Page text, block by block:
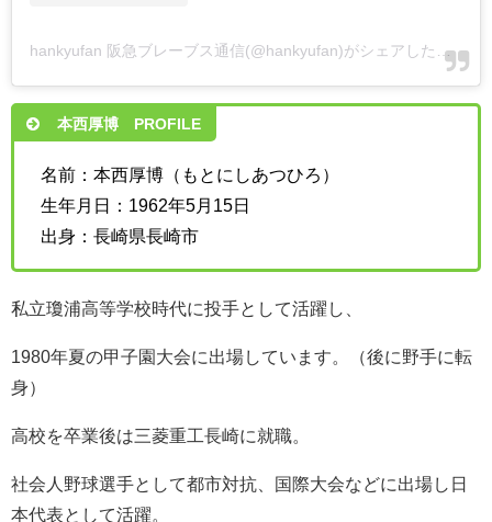
hankyufan 阪急ブレーブス通信(@hankyufan)がシェアした投稿 -
本西厚博 PROFILE
名前：本西厚博（もとにしあつひろ）
生年月日：1962年5月15日
出身：長崎県長崎市
私立瓊浦高等学校時代に投手として活躍し、
1980年夏の甲子園大会に出場しています。（後に野手に転
身）
高校を卒業後は三菱重工長崎に就職。
社会人野球選手として都市対抗、国際大会などに出場し日
本代表として活躍。